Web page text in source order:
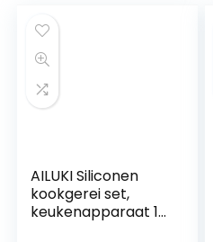
AILUKI Siliconen
kookgerei set,
keukenapparaat 17